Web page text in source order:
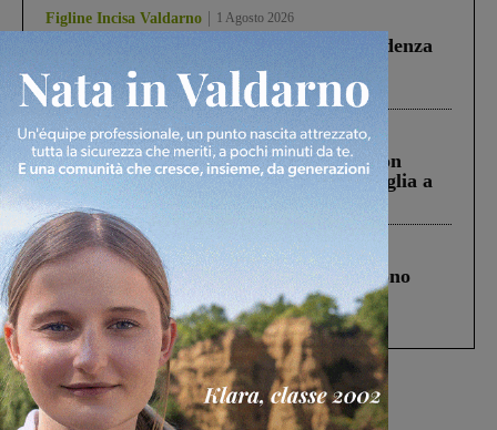
Figline Incisa Valdarno 1 Agosto 2026
Piscina di Figline finanziata oltre la scadenza
Pnrr, il gruppo di Fratelli d’Italia: “Un
ringraziamento al Governo”
Cronaca 3 Agosto 2026
Scomparso da una struttura di Castiglion
Fiorentino l’uomo che aveva ucciso la figlia a
Levane nel 2020
Cronaca 4 Agosto 2026
Un anno fa la strage in A1 in cui morirono
Gianni, Giulia e Franco. Lo schianto, il
processo, lo stop ai sorpassi fra tir....